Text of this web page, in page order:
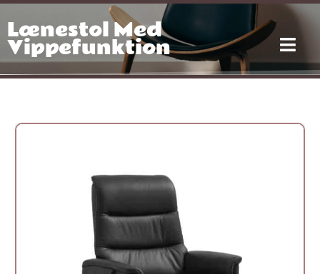
Gå
indholdet
Lænestol Med
Vippefunktion